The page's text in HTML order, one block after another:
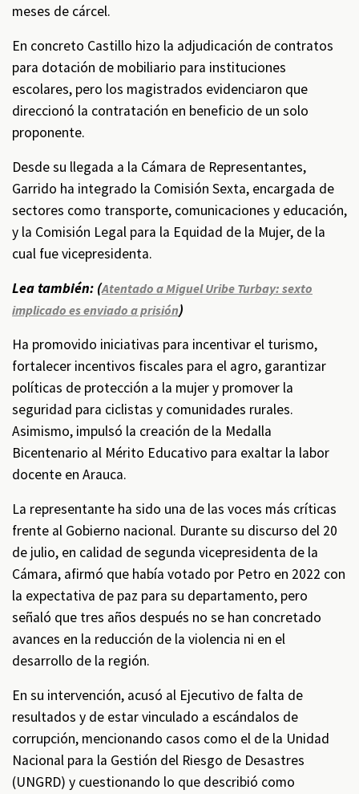
meses de cárcel.
En concreto Castillo hizo la adjudicación de contratos
para dotación de mobiliario para instituciones
escolares, pero los magistrados evidenciaron que
direccionó la contratación en beneficio de un solo
proponente.
Desde su llegada a la Cámara de Representantes,
Garrido ha integrado la Comisión Sexta, encargada de
sectores como transporte, comunicaciones y educación,
y la Comisión Legal para la Equidad de la Mujer, de la
cual fue vicepresidenta.
Lea también: (Atentado a Miguel Uribe Turbay: sexto
implicado es enviado a prisión)
Ha promovido iniciativas para incentivar el turismo,
fortalecer incentivos fiscales para el agro, garantizar
políticas de protección a la mujer y promover la
seguridad para ciclistas y comunidades rurales.
Asimismo, impulsó la creación de la Medalla
Bicentenario al Mérito Educativo para exaltar la labor
docente en Arauca.
La representante ha sido una de las voces más críticas
frente al Gobierno nacional. Durante su discurso del 20
de julio, en calidad de segunda vicepresidenta de la
Cámara, afirmó que había votado por Petro en 2022 con
la expectativa de paz para su departamento, pero
señaló que tres años después no se han concretado
avances en la reducción de la violencia ni en el
desarrollo de la región.
En su intervención, acusó al Ejecutivo de falta de
resultados y de estar vinculado a escándalos de
corrupción, mencionando casos como el de la Unidad
Nacional para la Gestión del Riesgo de Desastres
(UNGRD) y cuestionando lo que describió como